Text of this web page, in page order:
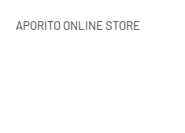
APORITO ONLINE STORE